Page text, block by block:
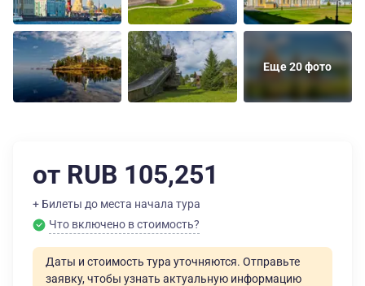
Еще 20 фото
от RUB 105,251
+ Билеты до места начала тура
Что включено в стоимость?
Даты и стоимость тура уточняются. Отправьте
заявку, чтобы узнать актуальную информацию